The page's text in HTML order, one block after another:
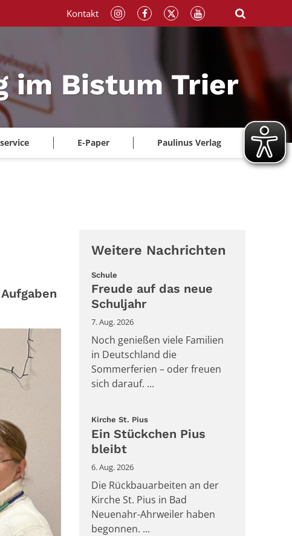
im Bistum Trier
E-Paper Paulinus Verlag
Kontakt
Weitere Nachrichten
Schule
Freude auf das neue
Schuljahr
7. Aug. 2026
Noch genießen viele Familien
in Deutschland die
Sommerferien – oder freuen
sich darauf. ...
Kirche St. Pius:
Ein Stückchen Pius
bleibt
6. Aug. 2026
Die Rückbauarbeiten an der
Kirche St. Pius in Bad
Neuenahr-Ahrweiler haben
begonnen. ...